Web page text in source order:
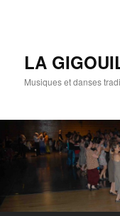
LA
Musiques et danses